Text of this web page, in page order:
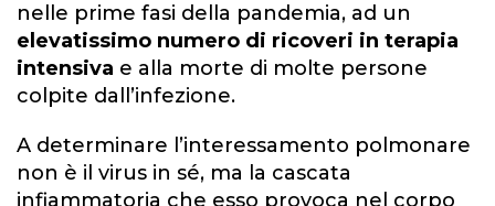
nelle prime fasi della pandemia, ad un
elevatissimo numero di ricoveri in terapia
intensiva e alla morte di molte persone
colpite dall’infezione.
A determinare l’interessamento polmonare
non è il virus in sé, ma la cascata
infiammatoria che esso provoca nel corpo